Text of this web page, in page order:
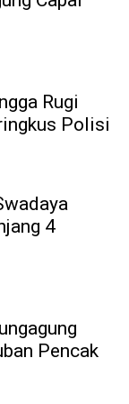
Rugi
Polisi
4
Pencak